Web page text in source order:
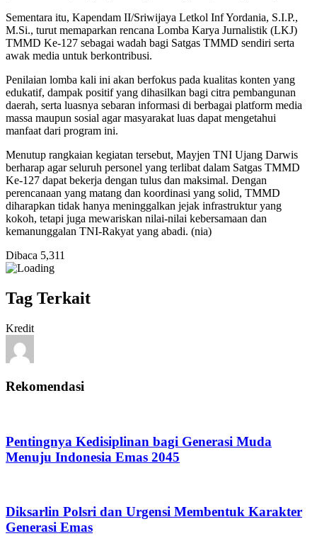
Sementara itu, Kapendam II/Sriwijaya Letkol Inf Yordania, S.I.P.,
M.Si., turut memaparkan rencana Lomba Karya Jurnalistik (LKJ)
TMMD Ke-127 sebagai wadah bagi Satgas TMMD sendiri serta
awak media untuk berkontribusi.
Penilaian lomba kali ini akan berfokus pada kualitas konten yang
edukatif, dampak positif yang dihasilkan bagi citra pembangunan
daerah, serta luasnya sebaran informasi di berbagai platform media
massa maupun sosial agar masyarakat luas dapat mengetahui
manfaat dari program ini.
Menutup rangkaian kegiatan tersebut, Mayjen TNI Ujang Darwis
berharap agar seluruh personel yang terlibat dalam Satgas TMMD
Ke-127 dapat bekerja dengan tulus dan maksimal. Dengan
perencanaan yang matang dan koordinasi yang solid, TMMD
diharapkan tidak hanya meninggalkan jejak infrastruktur yang
kokoh, tetapi juga mewariskan nilai-nilai kebersamaan dan
kemanunggalan TNI-Rakyat yang abadi. (nia)
Dibaca 5,311
Tag Terkait
Kredit
Rekomendasi
Pentingnya Kedisiplinan bagi Generasi Muda
Menuju Indonesia Emas 2045
Diksarlin Polsri dan Urgensi Membentuk Karakter
Generasi Emas